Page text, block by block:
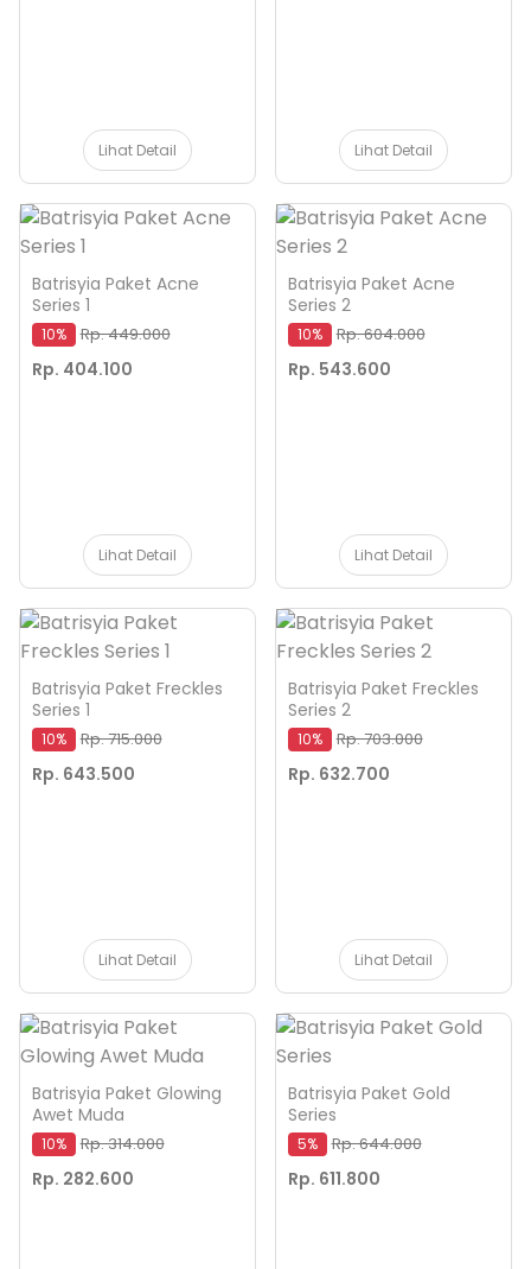
Lihat Detail Lihat Detail
Batrisyia Paket Acne
Series 1
10% Rp. 449.000
Rp. 404.100
Lihat Detail
Batrisyia Paket Acne
Series 2
10% Rp. 604.000
Rp. 543.600
Lihat Detail
Batrisyia Paket Freckles
Series 1
10% Rp. 715.000
Rp. 643.500
Lihat Detail
Batrisyia Paket Freckles
Series 2
10% Rp. 703.000
Rp. 632.700
Lihat Detail
Batrisyia Paket Glowing
Awet Muda
10% Rp. 314.000
Rp. 282.600
Batrisyia Paket Gold
Series
5% Rp. 644.000
Rp. 611.800